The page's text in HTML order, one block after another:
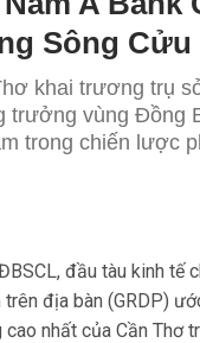
Sông Cửu
khai trương trụ
trưởng vùng Đồng
trong chiến lược
đầu tàu kinh tế
địa bàn (GRDP)
nhất của Cần Thơ